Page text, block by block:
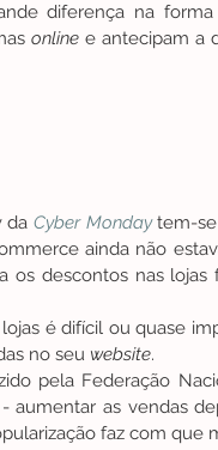
diferença na
online e antecipam a
da Cyber Monday tem-se
ainda não
os descontos nas
no seu website.
pela Federação
aumentar as vendas
faz com que